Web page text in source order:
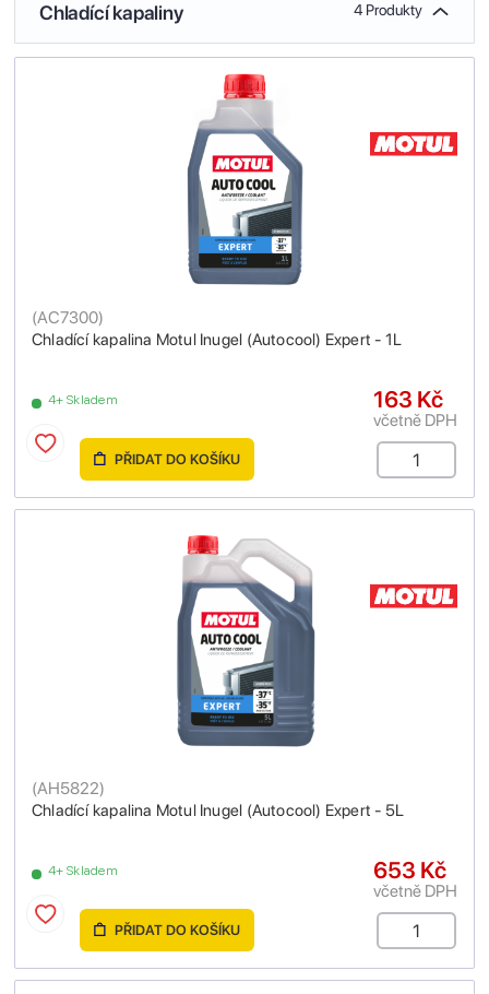
Chladící kapaliny 4 Produkty
Chladící kapalina Motul Inugel (Autocool) Expert - 1L
(AC7300)
4+ Skladem 163 Kč
včetně DPH
PŘIDAT DO KOŠÍKU
Chladící kapalina Motul Inugel (Autocool) Expert - 5L
(AH5822)
4+ Skladem 653 Kč
včetně DPH
PŘIDAT DO KOŠÍKU